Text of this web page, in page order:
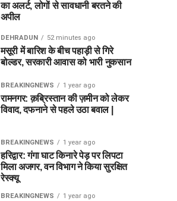
का अलर्ट, लोगों से सावधानी बरतने की
अपील
DEHRADUN 52 minutes ago
मसूरी में बारिश के बीच पहाड़ी से गिरे
बोल्डर, सरकारी आवास को भारी नुकसान
BREAKINGNEWS 1 year ago
रामनगर: क़ब्रिस्तान की ज़मीन को लेकर
विवाद, दफनाने से पहले उठा बवाल |
BREAKINGNEWS 1 year ago
हरिद्वार: गंगा घाट किनारे पेड़ पर लिपटा
मिला अजगर, वन विभाग ने किया सुरक्षित
रेस्क्यू
BREAKINGNEWS 1 year ago